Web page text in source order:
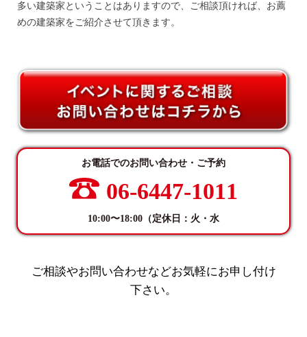
多い建築家ということはありますので、ご相談頂ければ、お薦
めの建築家をご紹介させて頂きます。
お電話でのお問い合わせ・ご予約
06-6447-1011
10:00〜18:00（定休日：火・水
ご相談やお問い合わせなどお気軽にお申し付け
下さい。